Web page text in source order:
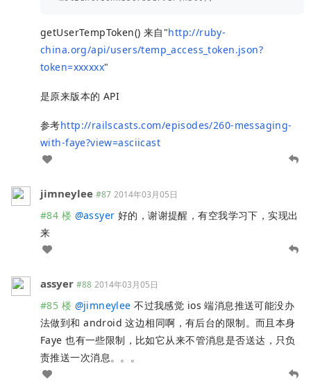
getUserTempToken() 来自"http://ruby-
china.org/api/users/temp_access_token.json?
token=xxxxxx"
是原来版本的 API
参考http://railscasts.com/episodes/260-messaging-
with-faye?view=asciicast
jimneylee #87 2014年03月05日
#84 楼 @assyer 好的，谢谢提醒，有空我学习下，实现出
来
assyer #88 2014年03月05日
#85 楼 @jimneylee 不过我感觉 ios 端消息推送可能没办
法做到和 android 这边相同啊，有后台的限制。而且本身
Faye 也有一些限制，比如它从来不管消息是否送达，只负
责推送一次消息。。。